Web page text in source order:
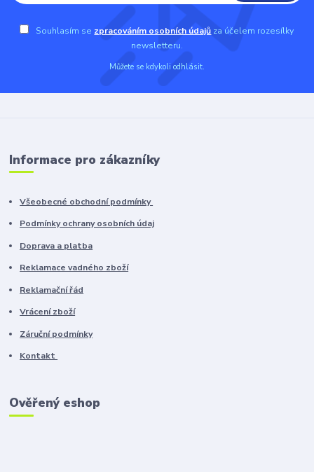
Souhlasím se zpracováním osobních údajů za účelem rozesílky
newsletteru.
Můžete se kdykoli odhlásit.
Informace pro zákazníky
Všeobecné obchodní podmínky
Podmínky ochrany osobních údaj
Doprava a platba
Reklamace vadného zboží
Reklamační řád
Vrácení zboží
Záruční podmínky
Kontakt
Ověřený eshop